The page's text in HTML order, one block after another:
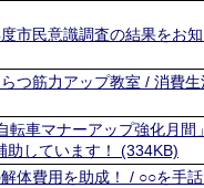
市民意識調査の結果をお
つ筋力アップ教室 / 消費
転車マナーアップ強化月
助しています！ (334KB)
体費用を助成！ / ○○を手